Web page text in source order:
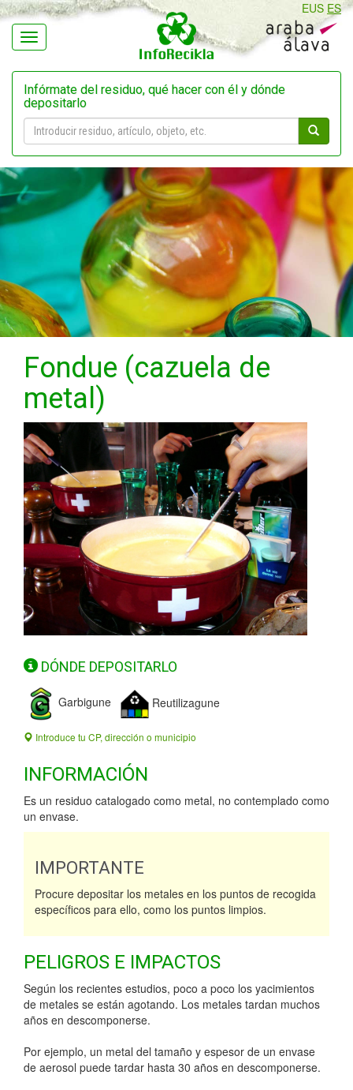
Navegación
EUS ES
Infórmate del residuo, qué hacer con él y dónde
depositarlo
Fondue (cazuela de
metal)
DÓNDE DEPOSITARLO
Garbigune Reutilizagune
Introduce tu CP, dirección o municipio
INFORMACIÓN
Es un residuo catalogado como metal, no contemplado como
un envase.
IMPORTANTE
Procure depositar los metales en los puntos de recogida
específicos para ello, como los puntos limpios.
PELIGROS E IMPACTOS
Según los recientes estudios, poco a poco los yacimientos
de metales se están agotando. Los metales tardan muchos
años en descomponerse.
Por ejemplo, un metal del tamaño y espesor de un envase
de aerosol puede tardar hasta 30 años en descomponerse.